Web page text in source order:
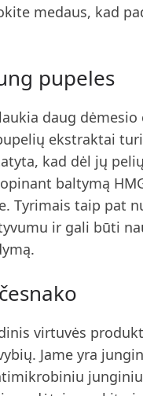
medaus, kad
pupeles
daug
ekstraktai
kad dėl jų
baltymą
Tyrimais taip pat
ir gali būti
virtuvės
Jame yra